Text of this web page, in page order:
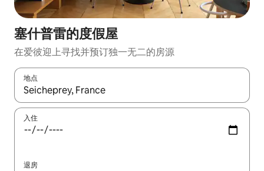
塞什普雷的度假屋
在爱彼迎上寻找并预订独一无二的房源
地点
如有搜索结果，请使用上下方向键查看，或通过点击或滑动手势
入住
退房